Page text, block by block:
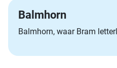
Balmhorn
Balmhorn, waar Bram